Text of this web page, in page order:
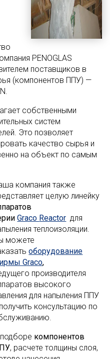
PENOGLAS
поставщиков в
(компонентов ППУ) —
собственными
систем
Это позволяет
качество сырья и
на объект по самым
компания также
целую линейку
Graco Reactor для
теплоизоляции.
можете
оборудование
Graco,
производителя
высокого
для напыления ППУ
консультацию по
компонентов
, расчете толщины слоя,